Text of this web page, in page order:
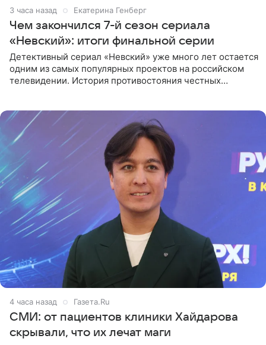
3 часа назад Екатерина Генберг
Чем закончился 7-й сезон сериала
«Невский»: итоги финальной серии
Детективный сериал «Невский» уже много лет остается
одним из самых популярных проектов на российском
телевидении. История противостояния честных
4 часа назад Газета.Ru
СМИ: от пациентов клиники Хайдарова
скрывали, что их лечат маги